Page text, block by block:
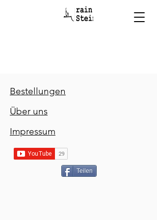
Bestellungen
Über uns
Impressum
Teilen